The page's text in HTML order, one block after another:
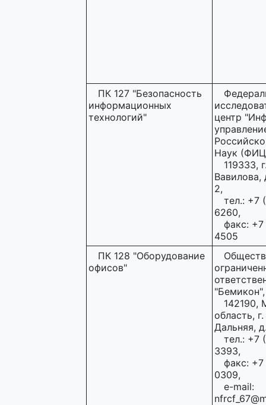
ПК 127 "Безопасность
информационных
технологий"
центр
Наук
119333,
Вавилова,
2,
тел.: +7
6260,
факс:
4505
ПК 128 "Оборудование
офисов"
"Бемикон",
142190,
область,
Дальняя,
тел.: +7
3393,
факс:
0309,
e-mail: